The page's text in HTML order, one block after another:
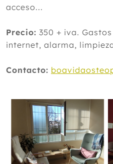
acceso...
Precio: 350 + iva.
internet, alarma,
Contacto: